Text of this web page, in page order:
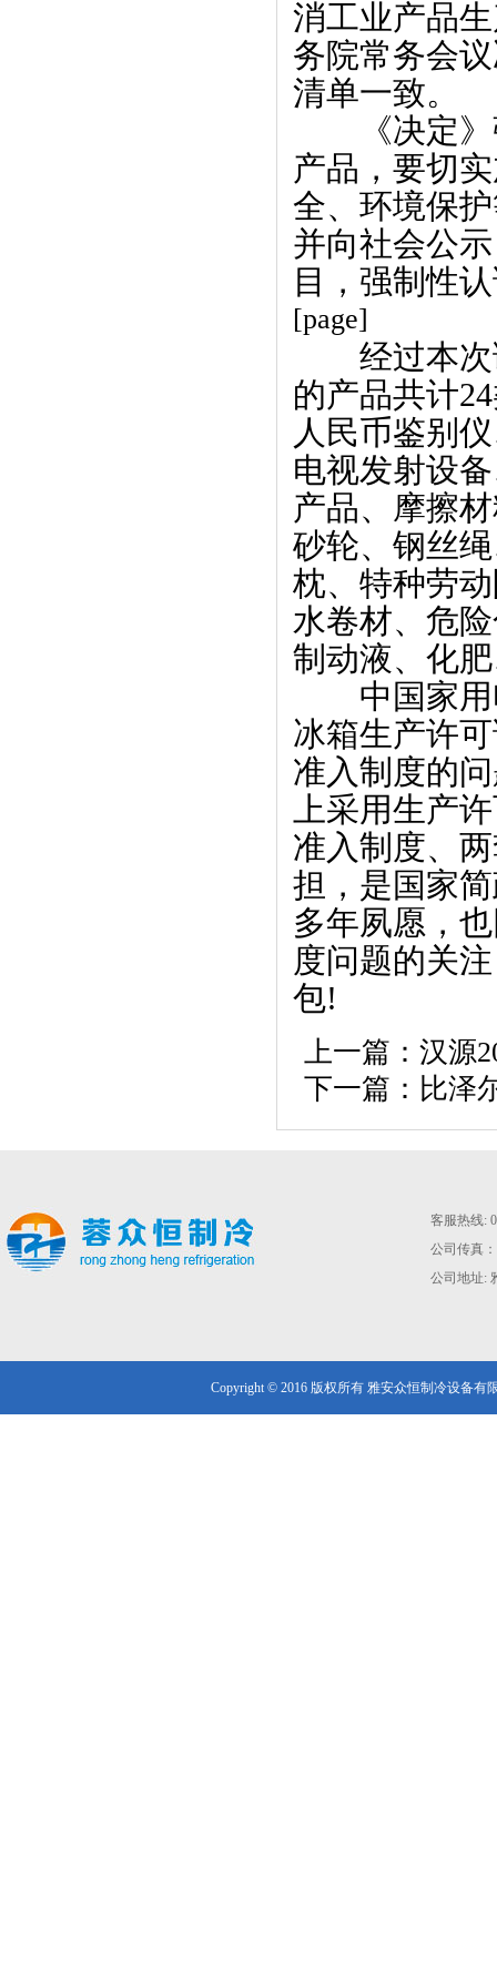
消工业产品
务院常务会
清单一致。
《决定》
产品，要切
全、环境保
并向社会公
目，强制性
[page]
经过本次
的产品共计
人民币鉴别
电视发射设
产品、摩擦
砂轮、钢丝
枕、特种劳
水卷材、危
制动液、化
中国家用
冰箱生产许
准入制度的
上采用生产
准入制度、
担，是国家
多年夙愿，
度问题的关
包!
上一篇：汉源
下一篇： 比泽
客服热线:
公司传真：
公司地址:
Copyright © 2016 版权所有 雅安众恒制冷设备有